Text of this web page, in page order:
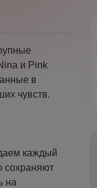
и Pink
в
чувств.
каждый
сохраняют
на